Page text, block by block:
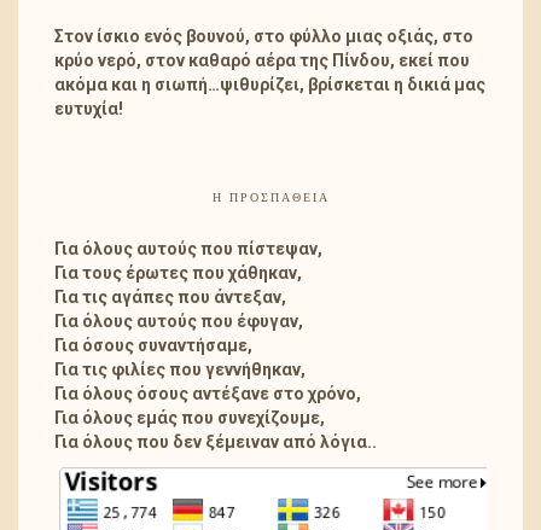
Στον ίσκιο ενός βουνού, στο φύλλο μιας οξιάς, στο
κρύο νερό, στον καθαρό αέρα της Πίνδου, εκεί που
ακόμα και η σιωπή…ψιθυρίζει, βρίσκεται η δικιά μας
ευτυχία!
Η ΠΡΟΣΠΑΘΕΙΑ
Για όλους αυτούς που πίστεψαν,
Για τους έρωτες που χάθηκαν,
Για τις αγάπες που άντεξαν,
Για όλους αυτούς που έφυγαν,
Για όσους συναντήσαμε,
Για τις φιλίες που γεννήθηκαν,
Για όλους όσους αντέξανε στο χρόνο,
Για όλους εμάς που συνεχίζουμε,
Για όλους που δεν ξέμειναν από λόγια..